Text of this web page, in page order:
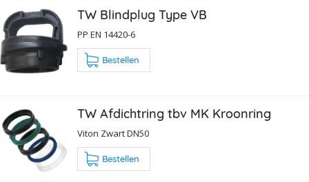
TW Blindplug Type VB
PP EN 14420-6
Bestellen
TW Afdichtring tbv MK Kroonring
Viton Zwart DN50
Bestellen